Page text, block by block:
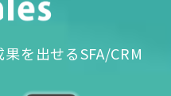
を出せるSFA/CRM